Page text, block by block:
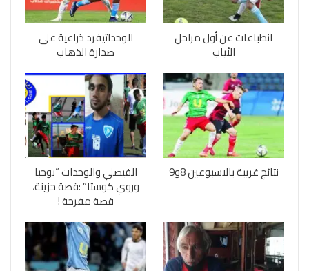
انطباعات عن أول مراحل
الأياب
الوحداتيفرد ذراعية على
صدارة الذهاب
نتائج غريبة بالاسبوعين 8و9 الفيصلي والوحدات “بوجبا
وروي كوستا” :قصة حزينة،
قصة مفرحة !